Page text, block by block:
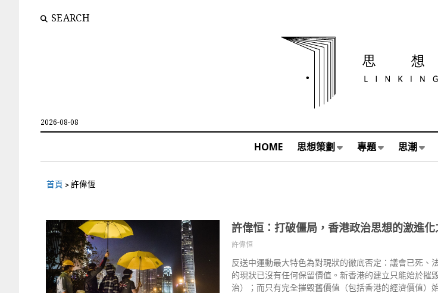
SEARCH
2026-08-08
HOME 思想策劃 專題 思潮
首頁 >許偉恆
許偉恒：打破僵局，香港政治思想的激進化
許偉恒
反送中運動最大特色為對現狀的徹底否定：議會已死、
的現狀已沒有任何保留價值。新香港的建立只能始於摧
治）；而只有完全摧毁舊價值（包括香港的經濟價值）